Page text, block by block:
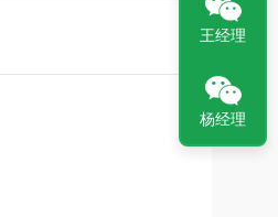
王经理
杨经理